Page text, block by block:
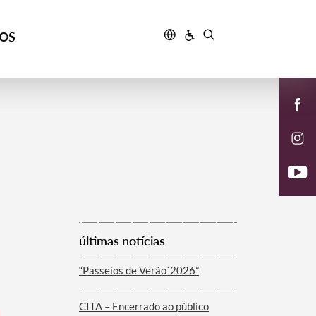
últimas notícias
“Passeios de Verão´2026”
CITA – Encerrado ao público